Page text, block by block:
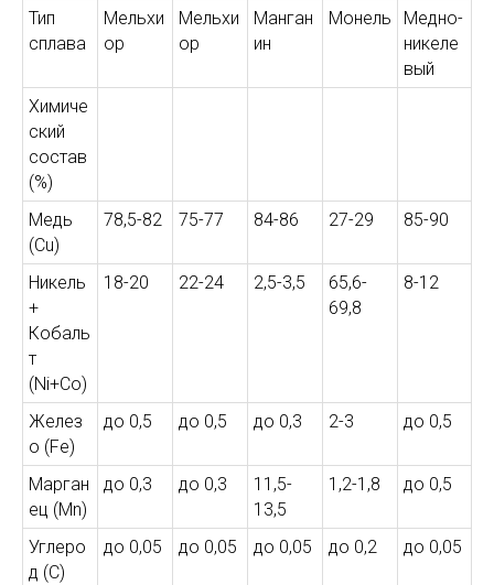
Тип
сплава
Мельхи
ор
Мельхи
ор
Манган
ин
Монель
Медно-
никеле
вый
Химиче
ский
состав
(%)
Медь
(Cu)
78,5-82 75-77 84-86 27-29 85-90
Никель
+
Кобаль
т
(Ni+Co)
18-20 22-24 2,5-3,5
65,6-
69,8
8-12
Желез
о (Fe)
до 0,5 до 0,5 до 0,3 2-3 до 0,5
Марган
ец (Mn)
до 0,3 до 0,3
11,5-
13,5
1,2-1,8 до 0,5
Углеро
д (C)
до 0,05 до 0,05 до 0,05 до 0,2 до 0,05